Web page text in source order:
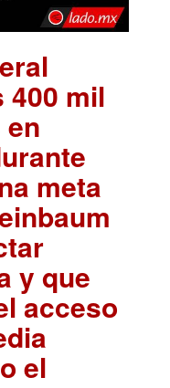
400 mil
meta
y que
acceso
el